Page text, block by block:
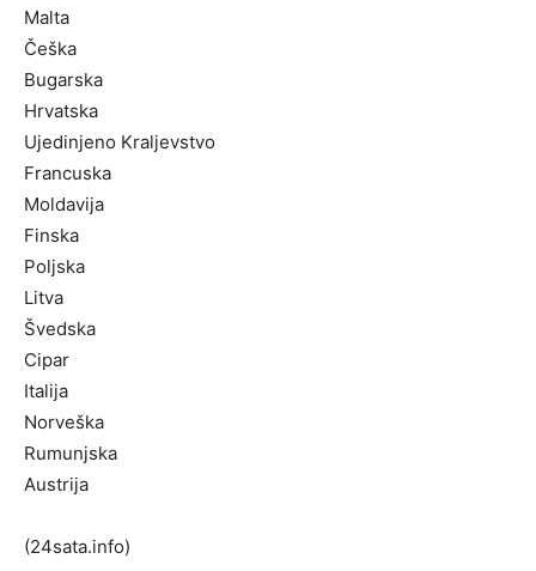
Malta
Češka
Bugarska
Hrvatska
Ujedinjeno Kraljevstvo
Francuska
Moldavija
Finska
Poljska
Litva
Švedska
Cipar
Italija
Norveška
Rumunjska
Austrija
(24sata.info)